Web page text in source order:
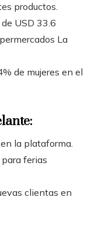
productos.
USD 33.6
La
de mujeres en el
la plataforma.
ferias
clientas en